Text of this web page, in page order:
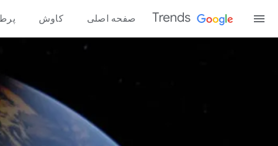
Trends صفحه اصلی کاوش